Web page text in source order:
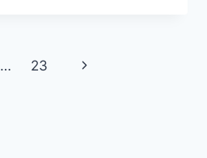
… 23
Next